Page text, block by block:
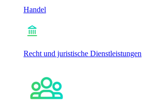
Handel
Recht und juristische Dienstleistungen